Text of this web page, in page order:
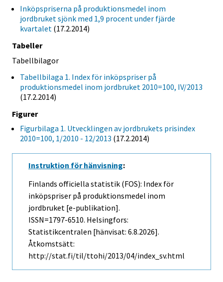
Inköpspriserna på produktionsmedel inom
jordbruket sjönk med 1,9 procent under fjärde
kvartalet (17.2.2014)
Tabeller
Tabellbilagor
Tabellbilaga 1. Index för inköpspriser på
produktionsmedel inom jordbruket 2010=100, IV/2013
(17.2.2014)
Figurer
Figurbilaga 1. Utvecklingen av jordbrukets prisindex
2010=100, 1/2010 - 12/2013 (17.2.2014)
Instruktion för hänvisning:
Finlands officiella statistik (FOS): Index för
inköpspriser på produktionsmedel inom
jordbruket [e-publikation].
ISSN=1797-6510. Helsingfors:
Statistikcentralen [hänvisat: 6.8.2026].
Åtkomstsätt:
http://stat.fi/til/ttohi/2013/04/index_sv.html